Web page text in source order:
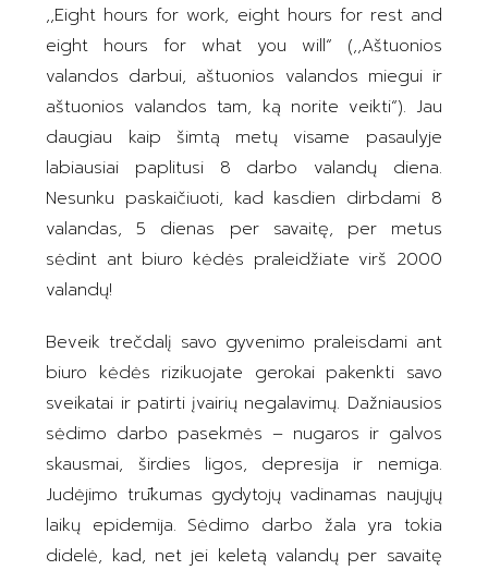
,,Eight hours for work, eight hours for rest and
eight hours for what you will“ (,,Aštuonios
valandos darbui, aštuonios valandos miegui ir
aštuonios valandos tam, ką norite veikti“). Jau
daugiau kaip šimtą metų visame pasaulyje
labiausiai paplitusi 8 darbo valandų diena.
Nesunku paskaičiuoti, kad kasdien dirbdami 8
valandas, 5 dienas per savaitę, per metus
sėdint ant biuro kėdės praleidžiate virš 2000
valandų!
Beveik trečdalį savo gyvenimo praleisdami ant
biuro kėdės rizikuojate gerokai pakenkti savo
sveikatai ir patirti įvairių negalavimų. Dažniausios
sėdimo darbo pasekmės – nugaros ir galvos
skausmai, širdies ligos, depresija ir nemiga.
Judėjimo trūkumas gydytojų vadinamas naujųjų
laikų epidemija. Sėdimo darbo žala yra tokia
didelė, kad, net jei keletą valandų per savaitę